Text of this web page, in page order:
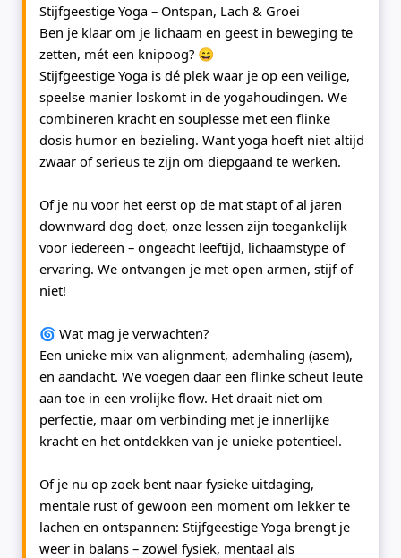
Stijfgeestige Yoga – Ontspan, Lach & Groei
Ben je klaar om je lichaam en geest in beweging te
zetten, mét een knipoog? 😄
Stijfgeestige Yoga is dé plek waar je op een veilige,
speelse manier loskomt in de yogahoudingen. We
combineren kracht en souplesse met een flinke
dosis humor en bezieling. Want yoga hoeft niet altijd
zwaar of serieus te zijn om diepgaand te werken.
Of je nu voor het eerst op de mat stapt of al jaren
downward dog doet, onze lessen zijn toegankelijk
voor iedereen – ongeacht leeftijd, lichaamstype of
ervaring. We ontvangen je met open armen, stijf of
niet!
🌀 Wat mag je verwachten?
Een unieke mix van alignment, ademhaling (asem),
en aandacht. We voegen daar een flinke scheut leute
aan toe in een vrolijke flow. Het draait niet om
perfectie, maar om verbinding met je innerlijke
kracht en het ontdekken van je unieke potentieel.
Of je nu op zoek bent naar fysieke uitdaging,
mentale rust of gewoon een moment om lekker te
lachen en ontspannen: Stijfgeestige Yoga brengt je
weer in balans – zowel fysiek, mentaal als